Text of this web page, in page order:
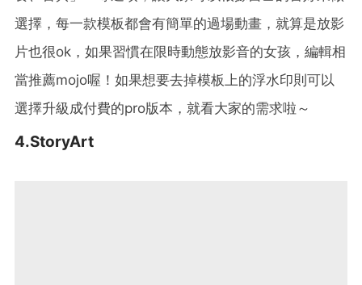
選擇，每一款模板都會有簡單的過場動畫，就算是放影
片也很ok，如果習慣在限時動態放影音的女孩，編輯相
當推薦mojo喔！如果想要去掉模板上的浮水印則可以
選擇升級成付費的pro版本，就看大家的需求啦～
4.StoryArt